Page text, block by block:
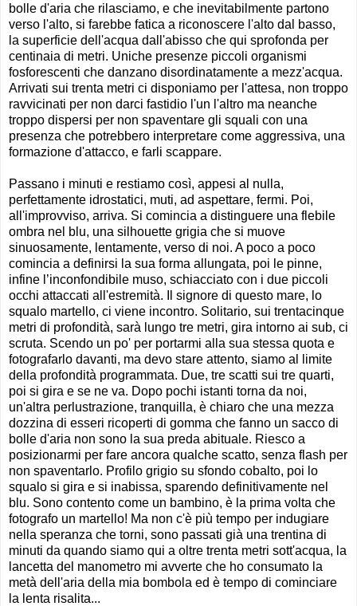
bolle d'aria che rilasciamo, e che inevitabilmente partono
verso l'alto, si farebbe fatica a riconoscere l'alto dal basso,
la superficie dell'acqua dall'abisso che qui sprofonda per
centinaia di metri. Uniche presenze piccoli organismi
fosforescenti che danzano disordinatamente a mezz'acqua.
Arrivati sui trenta metri ci disponiamo per l'attesa, non troppo
ravvicinati per non darci fastidio l'un l'altro ma neanche
troppo dispersi per non spaventare gli squali con una
presenza che potrebbero interpretare come aggressiva, una
formazione d'attacco, e farli scappare.
Passano i minuti e restiamo così, appesi al nulla,
perfettamente idrostatici, muti, ad aspettare, fermi. Poi,
all'improvviso, arriva. Si comincia a distinguere una flebile
ombra nel blu, una silhouette grigia che si muove
sinuosamente, lentamente, verso di noi. A poco a poco
comincia a definirsi la sua forma allungata, poi le pinne,
infine l’inconfondibile muso, schiacciato con i due piccoli
occhi attaccati all'estremità. Il signore di questo mare, lo
squalo martello, ci viene incontro. Solitario, sui trentacinque
metri di profondità, sarà lungo tre metri, gira intorno ai sub, ci
scruta. Scendo un po' per portarmi alla sua stessa quota e
fotografarlo davanti, ma devo stare attento, siamo al limite
della profondità programmata. Due, tre scatti sui tre quarti,
poi si gira e se ne va. Dopo pochi istanti torna da noi,
un'altra perlustrazione, tranquilla, è chiaro che una mezza
dozzina di esseri ricoperti di gomma che fanno un sacco di
bolle d'aria non sono la sua preda abituale. Riesco a
posizionarmi per fare ancora qualche scatto, senza flash per
non spaventarlo. Profilo grigio su sfondo cobalto, poi lo
squalo si gira e si inabissa, sparendo definitivamente nel
blu. Sono contento come un bambino, è la prima volta che
fotografo un martello! Ma non c'è più tempo per indugiare
nella speranza che torni, sono passati già una trentina di
minuti da quando siamo qui a oltre trenta metri sott'acqua, la
lancetta del manometro mi avverte che ho consumato la
metà dell'aria della mia bombola ed è tempo di cominciare
la lenta risalita...